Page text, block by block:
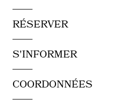
RÉSERVER
S'INFORMER
COORDONNÉES